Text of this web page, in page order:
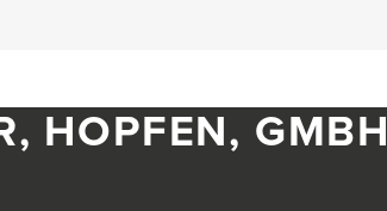
HOPFEN, GMBH